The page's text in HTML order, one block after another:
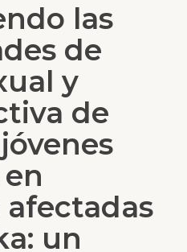
las
de
y
de
afectadas
un